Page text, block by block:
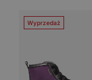
Wyprzedaż